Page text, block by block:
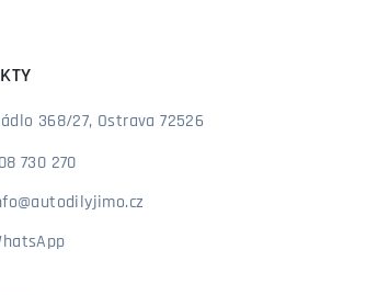
368/27, Ostrava 72526
730 270